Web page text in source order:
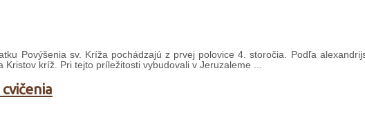
Povýšenia sv. Kríža pochádzajú z prvej polovice 4. storočia. Podľa
kríž. Pri tejto príležitosti vybudovali v Jeruzaleme ...